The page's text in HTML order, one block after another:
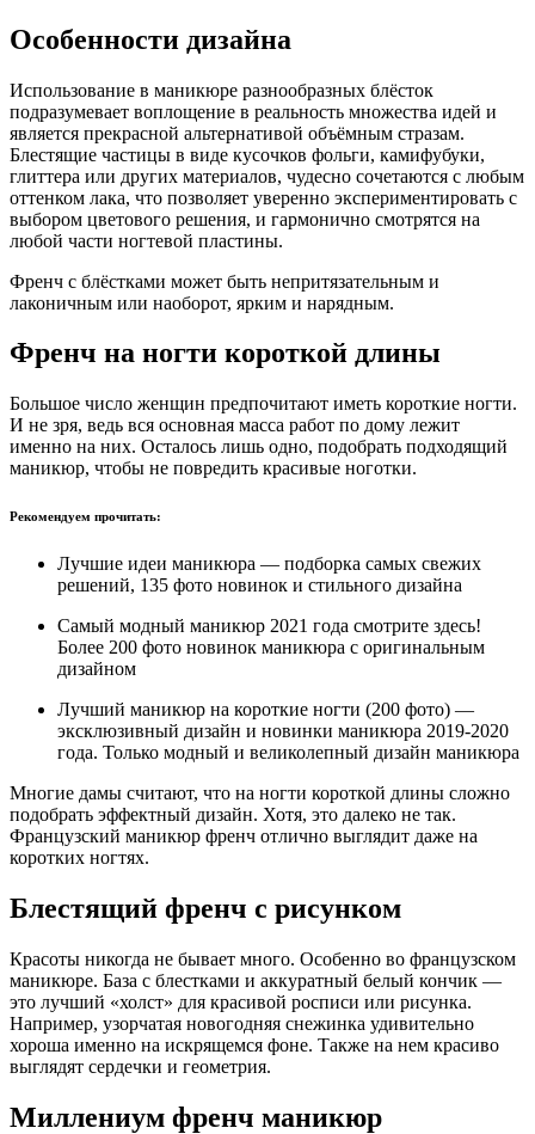
Особенности дизайна
Использование в маникюре разнообразных блёсток
подразумевает воплощение в реальность множества идей и
является прекрасной альтернативой объёмным стразам.
Блестящие частицы в виде кусочков фольги, камифубуки,
глиттера или других материалов, чудесно сочетаются с любым
оттенком лака, что позволяет уверенно экспериментировать с
выбором цветового решения, и гармонично смотрятся на
любой части ногтевой пластины.
Френч с блёстками может быть непритязательным и
лаконичным или наоборот, ярким и нарядным.
Френч на ногти короткой длины
Большое число женщин предпочитают иметь короткие ногти.
И не зря, ведь вся основная масса работ по дому лежит
именно на них. Осталось лишь одно, подобрать подходящий
маникюр, чтобы не повредить красивые ноготки.
Рекомендуем прочитать:
Лучшие идеи маникюра — подборка самых свежих
решений, 135 фото новинок и стильного дизайна
Самый модный маникюр 2021 года смотрите здесь!
Более 200 фото новинок маникюра с оригинальным
дизайном
Лучший маникюр на короткие ногти (200 фото) —
эксклюзивный дизайн и новинки маникюра 2019-2020
года. Только модный и великолепный дизайн маникюра
Многие дамы считают, что на ногти короткой длины сложно
подобрать эффектный дизайн. Хотя, это далеко не так.
Французский маникюр френч отлично выглядит даже на
коротких ногтях.
Блестящий френч с рисунком
Красоты никогда не бывает много. Особенно во французском
маникюре. База с блестками и аккуратный белый кончик —
это лучший «холст» для красивой росписи или рисунка.
Например, узорчатая новогодняя снежинка удивительно
хороша именно на искрящемся фоне. Также на нем красиво
выглядят сердечки и геометрия.
Миллениум френч маникюр